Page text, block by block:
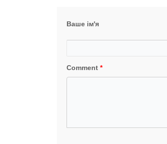
Ваше ім'я
Comment *